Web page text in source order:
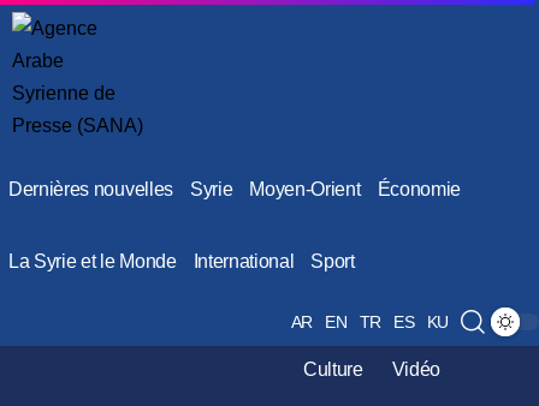
Dernières nouvelles Syrie Moyen-Orient Économie
La Syrie et le Monde International Sport
AR EN TR ES KU
Culture Vidéo